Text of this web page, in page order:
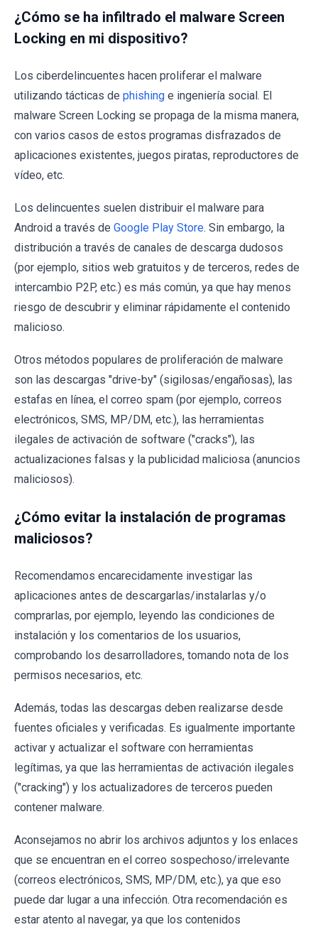
¿Cómo se ha infiltrado el malware Screen
Locking en mi dispositivo?
Los ciberdelincuentes hacen proliferar el malware
utilizando tácticas de phishing e ingeniería social. El
malware Screen Locking se propaga de la misma manera,
con varios casos de estos programas disfrazados de
aplicaciones existentes, juegos piratas, reproductores de
vídeo, etc.
Los delincuentes suelen distribuir el malware para
Android a través de Google Play Store. Sin embargo, la
distribución a través de canales de descarga dudosos
(por ejemplo, sitios web gratuitos y de terceros, redes de
intercambio P2P, etc.) es más común, ya que hay menos
riesgo de descubrir y eliminar rápidamente el contenido
malicioso.
Otros métodos populares de proliferación de malware
son las descargas "drive-by" (sigilosas/engañosas), las
estafas en línea, el correo spam (por ejemplo, correos
electrónicos, SMS, MP/DM, etc.), las herramientas
ilegales de activación de software ("cracks"), las
actualizaciones falsas y la publicidad maliciosa (anuncios
maliciosos).
¿Cómo evitar la instalación de programas
maliciosos?
Recomendamos encarecidamente investigar las
aplicaciones antes de descargarlas/instalarlas y/o
comprarlas, por ejemplo, leyendo las condiciones de
instalación y los comentarios de los usuarios,
comprobando los desarrolladores, tomando nota de los
permisos necesarios, etc.
Además, todas las descargas deben realizarse desde
fuentes oficiales y verificadas. Es igualmente importante
activar y actualizar el software con herramientas
legítimas, ya que las herramientas de activación ilegales
("cracking") y los actualizadores de terceros pueden
contener malware.
Aconsejamos no abrir los archivos adjuntos y los enlaces
que se encuentran en el correo sospechoso/irrelevante
(correos electrónicos, SMS, MP/DM, etc.), ya que eso
puede dar lugar a una infección. Otra recomendación es
estar atento al navegar, ya que los contenidos